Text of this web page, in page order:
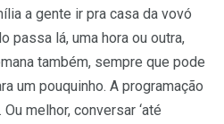
a gente ir pra casa da vovó
passa lá, uma hora ou outra,
também, sempre que pode
um pouquinho. A programação
melhor, conversar ‘até